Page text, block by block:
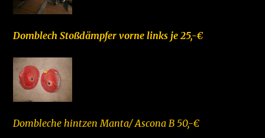
Domblech Stoßdämpfer vorne links je 25,-€
Dombleche hintzen Manta/ Ascona B 50,-€